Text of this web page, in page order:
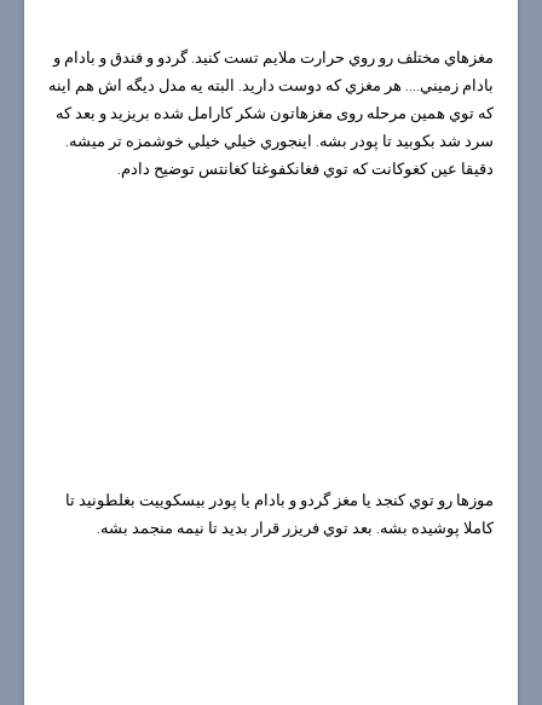
مغزهاي مختلف رو روي حرارت ملايم تست كنيد. گردو و فندق و بادام و
بادام زميني.... هر مغزي كه دوست داريد. البته يه مدل ديگه اش هم اينه
كه توي همين مرحله روی مغزهاتون شكر كارامل شده بريزيد و بعد كه
سرد شد بكوبيد تا پودر بشه. اينجوري خيلي خيلي خوشمزه تر ميشه.
دقيقا عين كغوكانت كه توي فغانكفوغتا كغانتس توضيح دادم.
موزها رو توي كنجد يا مغز گردو و بادام يا پودر بيسكوييت بغلطونيد تا
كاملا پوشيده بشه. بعد توي فريزر قرار بديد تا نيمه منجمد بشه.